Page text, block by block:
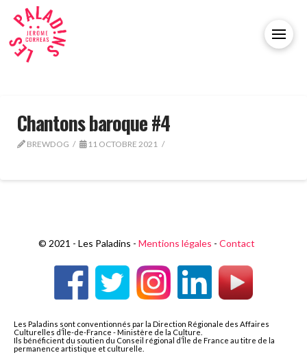
Chantons baroque #4
BREWDOG 11 OCTOBRE 2021
© 2021 - Les Paladins - Mentions légales - Contact
Les Paladins sont conventionnés par la Direction Régionale des Affaires
Culturelles d’Île-de-France - Ministère de la Culture.
Ils bénéficient du soutien du Conseil régional d’Île de France au titre de la
permanence artistique et culturelle.